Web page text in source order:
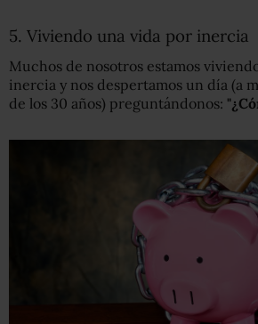
5. Viviendo una vida por inercia
Muchos de nosotros estamos
inercia y nos despertamos un día (a
de los 30 años) preguntándonos: